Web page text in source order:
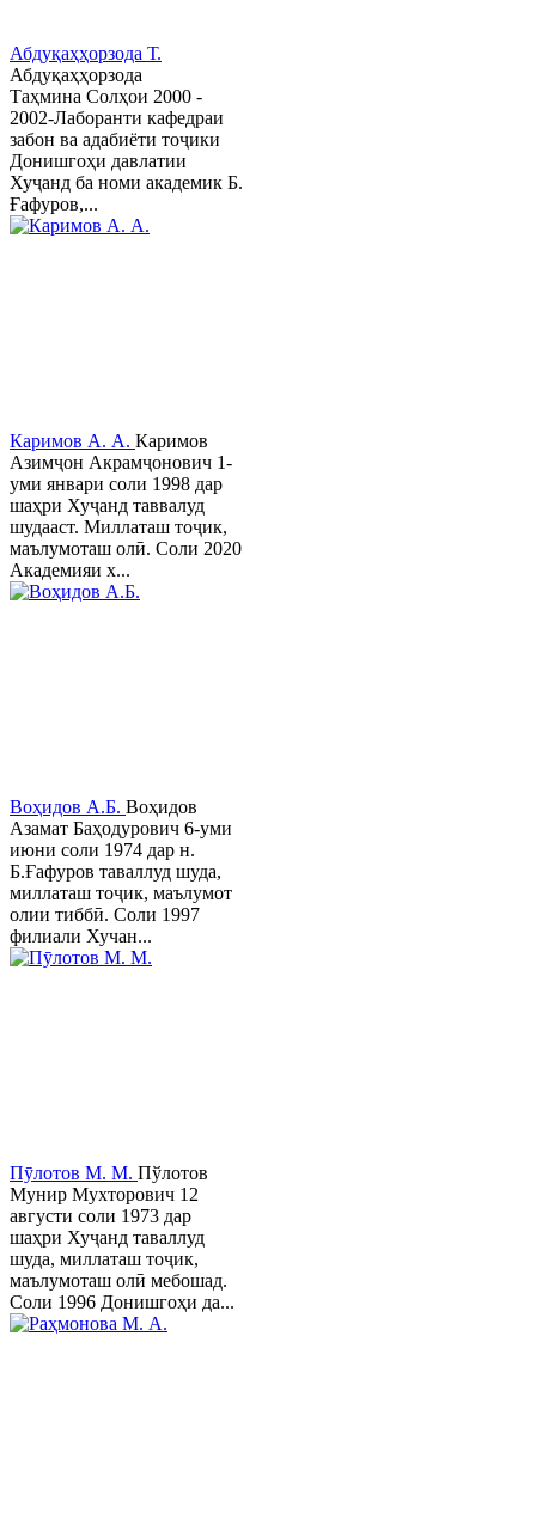
Абдуқаҳҳорзода Т.
Абдуқаҳҳорзода
Таҳмина Солҳои 2000 -
2002-Лаборанти кафедраи
забон ва адабиёти тоҷики
Донишгоҳи давлатии
Хуҷанд ба номи академик Б.
Ғафуров,...
Каримов А. А. Каримов
Азимҷон Акрамҷонович 1-
уми январи соли 1998 дар
шаҳри Хуҷанд таввалуд
шудааст. Миллаташ тоҷик,
маълумоташ олӣ. Соли 2020
Академияи х...
Воҳидов А.Б. Воҳидов
Азамат Баҳодурович 6-уми
июни соли 1974 дар н.
Б.Ғафуров таваллуд шуда,
миллаташ тоҷик, маълумот
олии тиббӣ. Соли 1997
филиали Хучан...
Пӯлотов М. М. Пўлотов
Мунир Мухторович 12
августи соли 1973 дар
шаҳри Хуҷанд таваллуд
шуда, миллаташ тоҷик,
маълумоташ олӣ мебошад.
Соли 1996 Донишгоҳи да...